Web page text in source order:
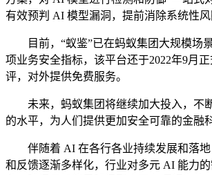
有效预判 AI 模型漏洞，提前消除系统性风
目前，“蚁鉴”已在蚂蚁集团大规模场
项业务安全指标，该平台还于2022年9月
评，对外提供免费服务。
未来，蚂蚁集团将继续加大投入，不
的水平，为人们提供更加安全可靠的金融
伴随着 AI 在各行各业持续发展和落地
和反馈逐渐多样化，行业对多元 AI 能力